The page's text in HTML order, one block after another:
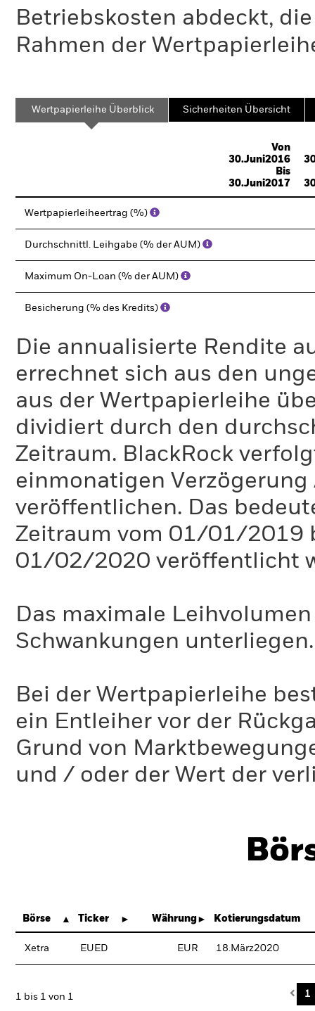
Betriebskosten abdeckt,
Rahmen der
Wertpapierleihe Überblick Sicherheiten Übersicht
Von
30.Juni2016
Bis
30.Juni2017
Wertpapierleiheertrag (%)
Durchschnittl. Leihgabe (% der AUM)
Maximum On-Loan (% der AUM)
Besicherung (% des Kredits)
Die annualisierte Rendite
errechnet sich aus den
aus der Wertpapierleihe
dividiert durch den
Zeitraum. BlackRock
einmonatigen
veröffentlichen. Das
Zeitraum vom 01/01/2019
01/02/2020 veröffentlicht
Das maximale
Schwankungen unterliegen.
Bei der Wertpapierleihe
ein Entleiher vor der
Grund von
und / oder der Wert der
Börse Ticker Währung Kotierungsdatum
Xetra EUED EUR 18.März2020
1 bis 1 von 1 1